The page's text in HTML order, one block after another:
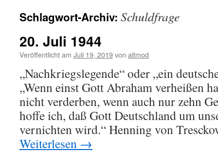
Schlagwort-Archiv: Schuldfrage
20. Juli 1944
Veröffentlicht am Juli 19, 2019von altmod
„Nachkriegslegende“ oder „ein
„Wenn einst Gott Abraham verheißen
nicht verderben, wenn auch nur zehn
hoffe ich, daß Gott Deutschland um
vernichten wird.“ Henning von
Weiterlesen →